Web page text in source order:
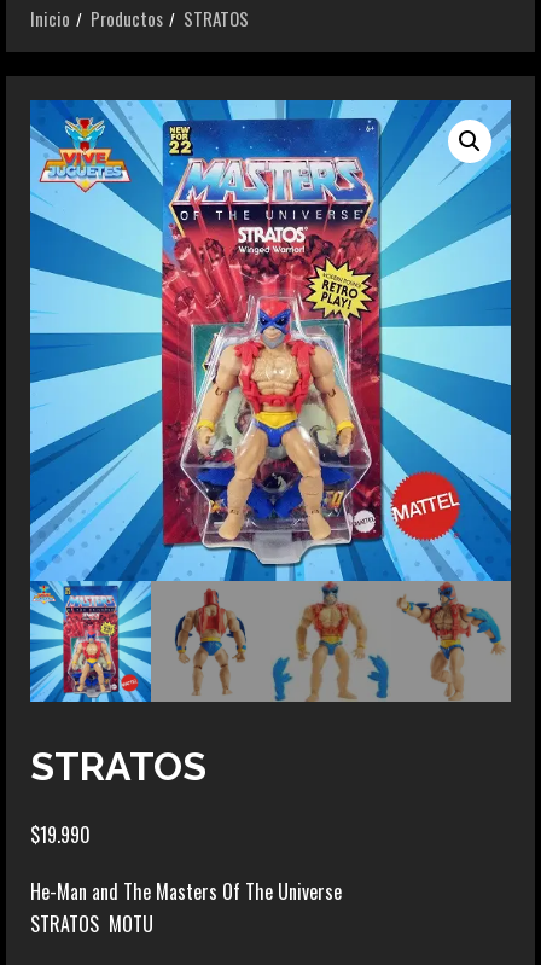
Inicio
Productos STRATOS
STRATOS
$19.990
He-Man and The Masters Of The Universe
STRATOS MOTU